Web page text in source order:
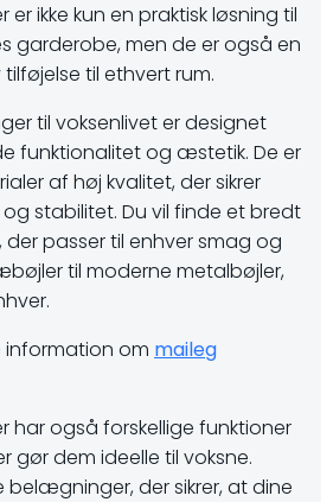
ikke kun en praktisk løsning til
garderobe, men de er også en
til ethvert rum.
til voksenlivet er designet
funktionalitet og æstetik. De er
af høj kvalitet, der sikrer
stabilitet. Du vil finde et bredt
passer til enhver smag og
til moderne metalbøjler,
information om maileg
har også forskellige funktioner
gør dem ideelle til voksne.
belægninger, der sikrer, at dine